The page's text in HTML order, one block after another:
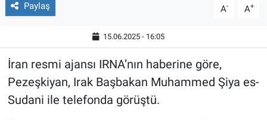
Paylaş A- A+
15.06.2025 - 16:05
İran resmi ajansı IRNA’nın haberine göre,
Pezeşkiyan, Irak Başbakan Muhammed Şiya es-
Sudani ile telefonda görüştü.